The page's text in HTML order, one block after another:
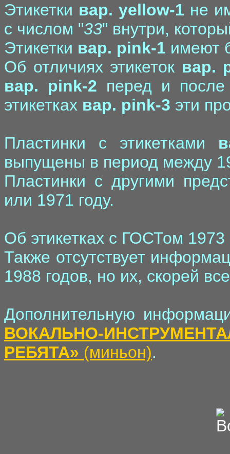
Этикетки вар. yellow-1 не
с числом "33" внутри,
Этикетки вар. pink-1 имеют
Об отличиях этикеток вар.
вар. pink-2 перед и
этикетках вар. pink-3 эти
Пластинки с этикетками
выпущены в период между
Пластинки с другими
или 1971 году.
Об этикетках с ГОСТом 1973
Также отсутствует
1988 годов, но их, скорей
Дополнительную
ВОКАЛЬНО-
РЕБЯТА» (миньон).